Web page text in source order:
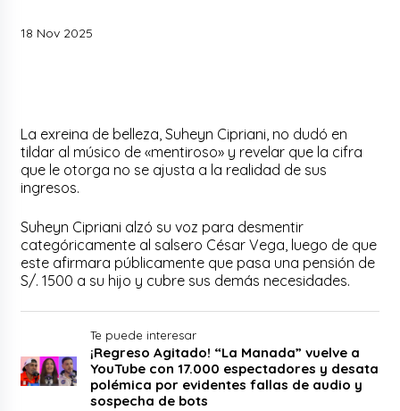
18 Nov 2025
La exreina de belleza, Suheyn Cipriani, no dudó en
tildar al músico de «mentiroso» y revelar que la cifra
que le otorga no se ajusta a la realidad de sus
ingresos.
Suheyn Cipriani alzó su voz para desmentir
categóricamente al salsero César Vega, luego de que
este afirmara públicamente que pasa una pensión de
S/. 1500 a su hijo y cubre sus demás necesidades.
Te puede interesar
¡Regreso Agitado! “La Manada” vuelve a
YouTube con 17.000 espectadores y desata
polémica por evidentes fallas de audio y
sospecha de bots